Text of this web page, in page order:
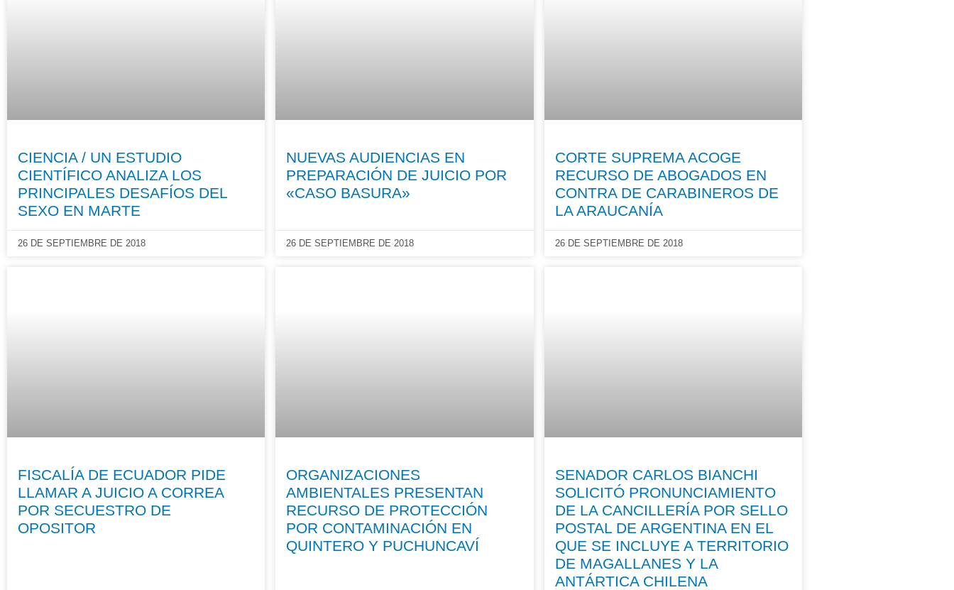
CIENCIA / UN ESTUDIO
CIENTÍFICO ANALIZA LOS
PRINCIPALES DESAFÍOS DEL
SEXO EN MARTE
26 DE SEPTIEMBRE DE 2018
NUEVAS AUDIENCIAS EN
PREPARACIÓN DE JUICIO POR
«CASO BASURA»
26 DE SEPTIEMBRE DE 2018
CORTE SUPREMA ACOGE
RECURSO DE ABOGADOS EN
CONTRA DE CARABINEROS DE
LA ARAUCANÍA
26 DE SEPTIEMBRE DE 2018
FISCALÍA DE ECUADOR PIDE
LLAMAR A JUICIO A CORREA
POR SECUESTRO DE
OPOSITOR
ORGANIZACIONES
AMBIENTALES PRESENTAN
RECURSO DE PROTECCIÓN
POR CONTAMINACIÓN EN
QUINTERO Y PUCHUNCAVÍ
SENADOR CARLOS BIANCHI
SOLICITÓ PRONUNCIAMIENTO
DE LA CANCILLERÍA POR SELLO
POSTAL DE ARGENTINA EN EL
QUE SE INCLUYE A TERRITORIO
DE MAGALLANES Y LA
ANTÁRTICA CHILENA